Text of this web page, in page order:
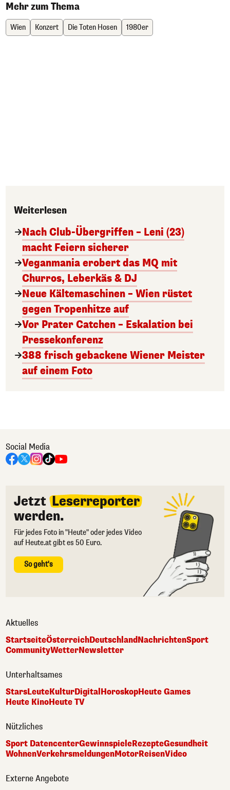
Mehr zum Thema
Wien Konzert Die Toten Hosen 1980er
Weiterlesen
Nach Club-Übergriffen – Leni (23)
macht Feiern sicherer
Veganmania erobert das MQ mit
Churros, Leberkäs & DJ
Neue Kältemaschinen – Wien rüstet
gegen Tropenhitze auf
Vor Prater Catchen – Eskalation bei
Pressekonferenz
388 frisch gebackene Wiener Meister
auf einem Foto
Social Media
Jetzt Leserreporter
werden.
Für jedes Foto in "Heute" oder jedes Video
auf Heute.at gibt es 50 Euro.
So geht's
Aktuelles
StartseiteÖsterreichDeutschlandNachrichtenSport
CommunityWetterNewsletter
Unterhaltsames
StarsLeuteKulturDigitalHoroskopHeute Games
Heute KinoHeute TV
Nützliches
Sport DatencenterGewinnspieleRezepteGesundheit
WohnenVerkehrsmeldungenMotorReisenVideo
Externe Angebote